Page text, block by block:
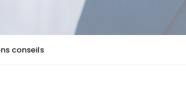
conseils